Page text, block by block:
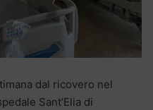
dal ricovero nel
Sant’Elia di